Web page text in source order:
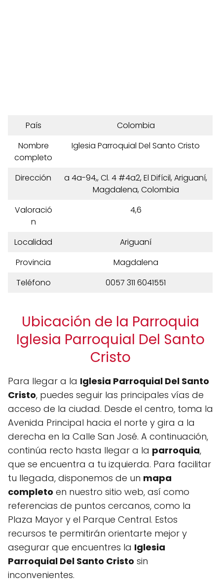
País
Colombia
Nombre
completo
Iglesia Parroquial Del Santo Cristo
Dirección
a 4a-94,, Cl. 4 #4a2, El Difícil, Ariguaní,
Magdalena, Colombia
Valoració
n
4,6
Localidad
Ariguaní
Provincia
Magdalena
Teléfono
0057 311 6041551
Ubicación de la Parroquia
Iglesia Parroquial Del Santo
Cristo
Para llegar a la Iglesia Parroquial Del Santo
Cristo, puedes seguir las principales vías de
acceso de la ciudad. Desde el centro, toma la
Avenida Principal hacia el norte y gira a la
derecha en la Calle San José. A continuación,
continúa recto hasta llegar a la parroquia,
que se encuentra a tu izquierda. Para facilitar
tu llegada, disponemos de un mapa
completo en nuestro sitio web, así como
referencias de puntos cercanos, como la
Plaza Mayor y el Parque Central. Estos
recursos te permitirán orientarte mejor y
asegurar que encuentres la Iglesia
Parroquial Del Santo Cristo sin
inconvenientes.